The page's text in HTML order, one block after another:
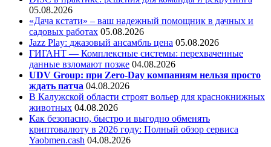
05.08.2026
«Дача кстати» – ваш надежный помощник в дачных и
садовых работах 05.08.2026
Jazz Play: джазовый ансамбль цена 05.08.2026
ГИГАНТ — Комплексные системы: перехваченные
данные взломают позже 04.08.2026
UDV Group: при Zero-Day компаниям нельзя просто
ждать патча 04.08.2026
В Калужской области строят вольер для краснокнижных
животных 04.08.2026
Как безопасно, быстро и выгодно обменять
криптовалюту в 2026 году: Полный обзор сервиса
Yaobmen.cash 04.08.2026